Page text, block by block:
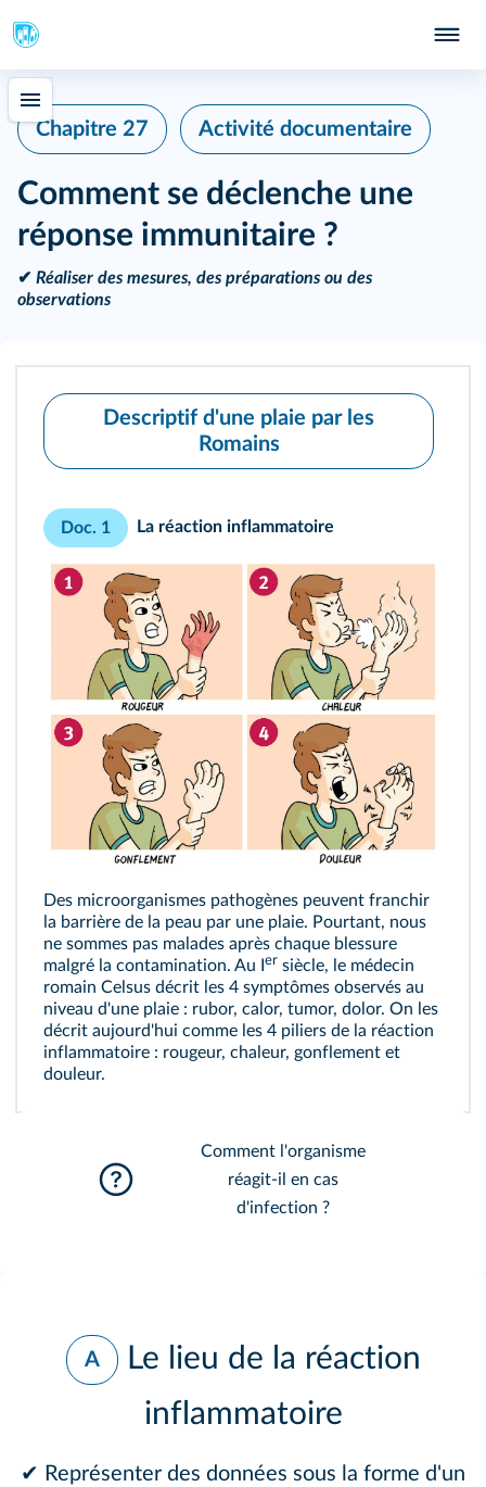
Chapitre 27 Activité documentaire
Comment se déclenche une
réponse immunitaire ?
✔ Réaliser des mesures, des préparations ou des
observations
Descriptif d'une plaie par les
Romains
Doc. 1 La réaction inflammatoire
Des microorganismes pathogènes peuvent franchir
la barrière de la peau par une plaie. Pourtant, nous
ne sommes pas malades après chaque blessure
malgré la contamination. Au I er siècle, le médecin
romain Celsus décrit les 4 symptômes observés au
niveau d'une plaie : rubor, calor, tumor, dolor. On les
décrit aujourd'hui comme les 4 piliers de la réaction
inflammatoire : rougeur, chaleur, gonflement et
douleur.
Comment l'organisme
réagit-il en cas
d'infection ?
A
Le lieu de la réaction
inflammatoire
✔ Représenter des données sous la forme d'un